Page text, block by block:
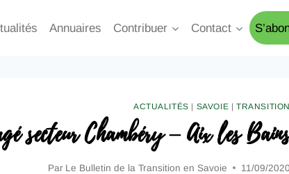
Annuaires Contribuer Contact
ACTUALITÉS | SAVOIE |TRANSITION
secteur Chambéry – Aix les
Par Le Bulletin de la Transition en Savoie 11/09/2020